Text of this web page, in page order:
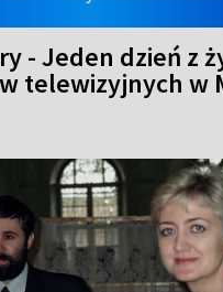
- Jeden dzień z
telewizyjnych w